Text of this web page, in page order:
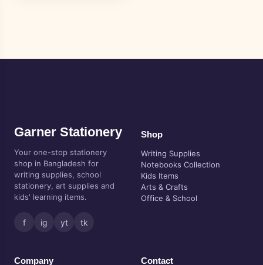
Garner Stationery
Your one-stop stationery
shop in Bangladesh for
writing supplies, school
stationery, art supplies and
kids' learning items.
f ig yt tk
Shop
Writing Supplies
Notebooks Collection
Kids Items
Arts & Crafts
Office & School
Company Contact